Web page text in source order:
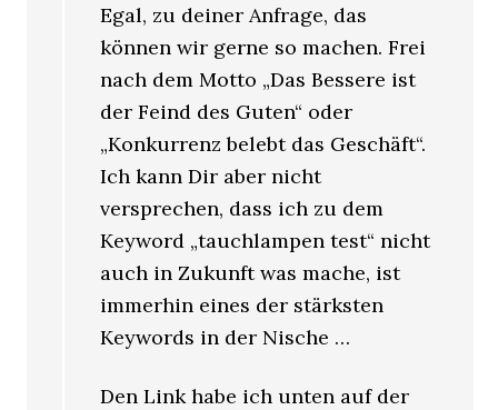
Egal, zu deiner Anfrage, das
können wir gerne so machen. Frei
nach dem Motto „Das Bessere ist
der Feind des Guten“ oder
„Konkurrenz belebt das Geschäft“.
Ich kann Dir aber nicht
versprechen, dass ich zu dem
Keyword „tauchlampen test“ nicht
auch in Zukunft was mache, ist
immerhin eines der stärksten
Keywords in der Nische …
Den Link habe ich unten auf der